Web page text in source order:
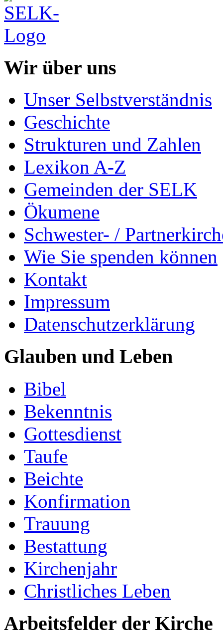
Wir über uns
Unser Selbstverständnis
Geschichte
Strukturen und Zahlen
Lexikon A-Z
Gemeinden der SELK
Ökumene
Schwester- /
Wie Sie spenden können
Kontakt
Impressum
Datenschutzerklärung
Glauben und Leben
Bibel
Bekenntnis
Gottesdienst
Taufe
Beichte
Konfirmation
Trauung
Bestattung
Kirchenjahr
Christliches Leben
Arbeitsfelder der Kirche